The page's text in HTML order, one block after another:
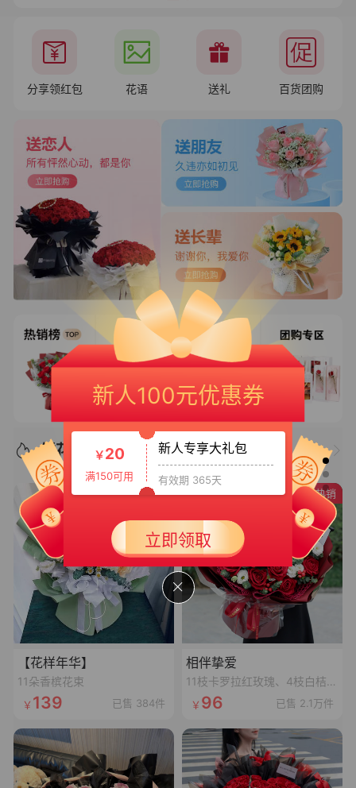
分享领红包 花语 送礼 百货团购
鲜花推荐/优选好物
【花样年华】
11朵香槟花束
139 已售 384件
热销
相伴挚爱
11枝卡罗拉红玫瑰、4枝白桔梗、4枝红豆、尤加利叶
96 已售 2.1万件
新人100元优惠券
￥20
满150可用
新人专享大礼包
有效期 365天
30
满199可用
新人大礼包
有效期 365天
￥50
满399可用
新人专享大礼包3
有效期 365天
立即领取